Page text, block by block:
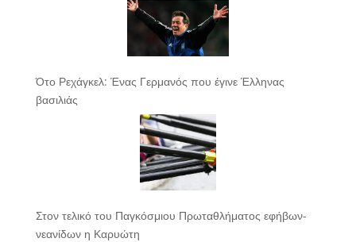
Ότο Ρεχάγκελ: Ένας Γερμανός που έγινε Έλληνας
βασιλιάς
Στον τελικό του Παγκόσμιου Πρωταθλήματος εφήβων-
νεανίδων η Καρυώτη